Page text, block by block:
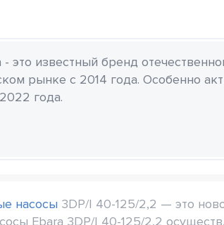
- это известный бренд
рынке с 2014 года. Особенно
года.
насосы 3DP/I 40-125/2,2 — это
Ebara 3DP/I 40-125/2,2